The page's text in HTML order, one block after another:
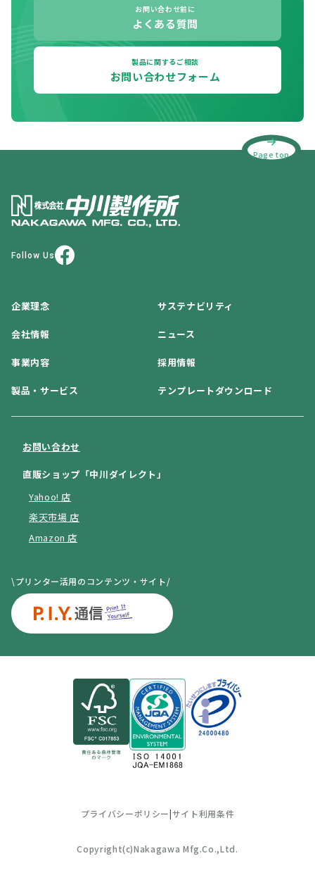
お問い合わせ前に
よくある質問
製品に関するご相談
お問い合わせフォーム
Page top
Follow Us
企業理念 サステナビリティ
会社情報 ニュース
事業内容 採用情報
製品・サービス テンプレートダウンロード
お問い合わせ
直販ショップ「中川ダイレクト」
Yahoo! 店
楽天市場 店
Amazon 店
\プリンター活用のコンテンツ・サイト/
Copyright(c)Nakagawa Mfg.Co.,Ltd.
プライバシーポリシー|サイト利用条件